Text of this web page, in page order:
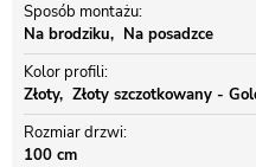
Sposób montażu
Na brodziku
Na posadzce
Kolor profili
Złoty
Złoty szczotkowany -
Rozmiar drzwi
100 cm